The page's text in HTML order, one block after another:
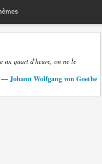
un quart d'heure, on ne le
— Johann Wolfgang von Goethe